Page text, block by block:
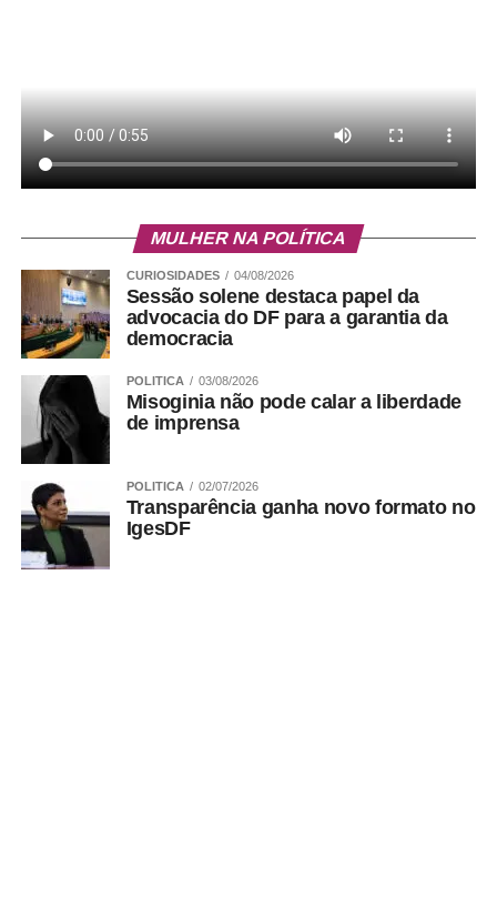
MULHER NA POLÍTICA
CURIOSIDADES 04/08/2026
Sessão solene destaca papel da
advocacia do DF para a garantia da
democracia
POLITICA 03/08/2026
Misoginia não pode calar a liberdade
de imprensa
POLITICA 02/07/2026
Transparência ganha novo formato no
IgesDF